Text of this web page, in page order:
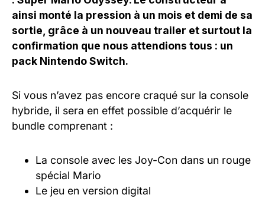
ainsi monté la pression à un mois et demi de sa
sortie, grâce à un nouveau trailer et surtout la
confirmation que nous attendions tous : un
pack Nintendo Switch.
Si vous n’avez pas encore craqué sur la console
hybride, il sera en effet possible d’acquérir le
bundle comprenant :
La console avec les Joy-Con dans un rouge
spécial Mario
Le jeu en version digital